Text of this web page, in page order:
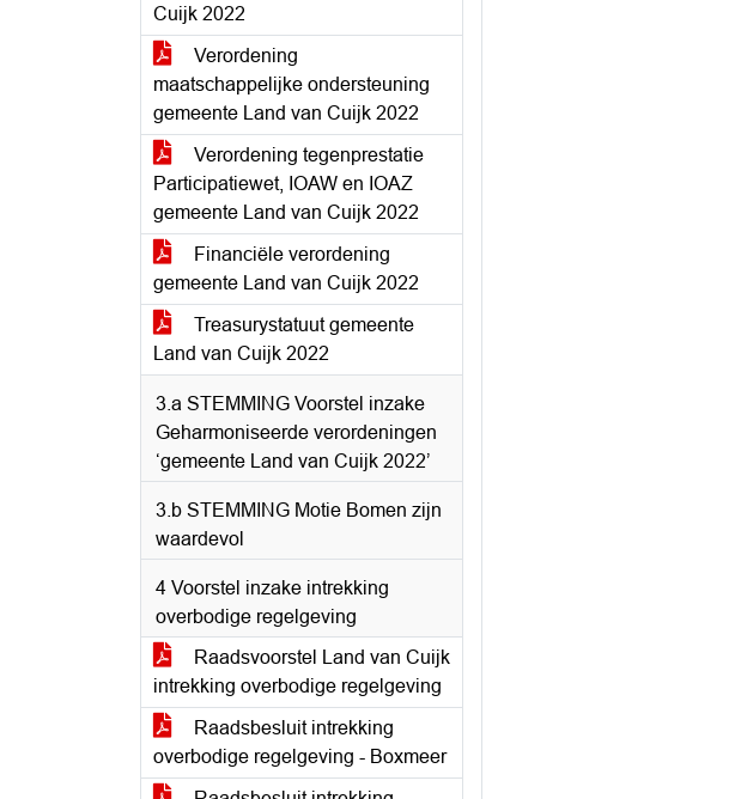
Cuijk 2022
Verordening
maatschappelijke ondersteuning
gemeente Land van Cuijk 2022
Verordening tegenprestatie
Participatiewet, IOAW en IOAZ
gemeente Land van Cuijk 2022
Financiële verordening
gemeente Land van Cuijk 2022
Treasurystatuut gemeente
Land van Cuijk 2022
3.a STEMMING Voorstel inzake
Geharmoniseerde verordeningen
‘gemeente Land van Cuijk 2022’
3.b STEMMING Motie Bomen zijn
waardevol
4 Voorstel inzake intrekking
overbodige regelgeving
Raadsvoorstel Land van Cuijk
intrekking overbodige regelgeving
Raadsbesluit intrekking
overbodige regelgeving - Boxmeer